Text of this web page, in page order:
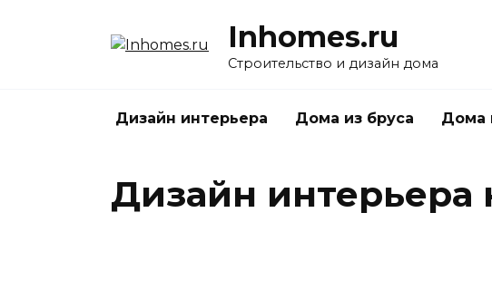
Inhomes.ru
Строительство и дизайн дома
Дизайн интерьера Дома из бруса Дома
Дизайн интерьера